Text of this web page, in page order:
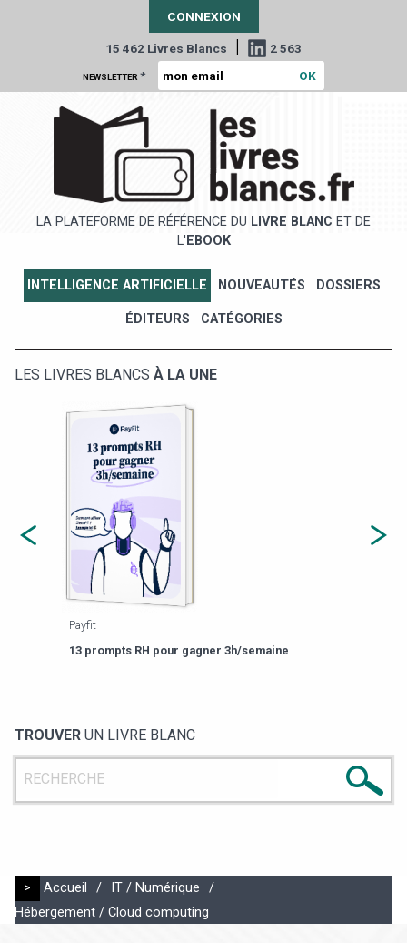
CONNEXION
15 462 Livres Blancs | 2 563
NEWSLETTER *
LA PLATEFORME DE RÉFÉRENCE DU LIVRE BLANC ET DE
L' EBOOK
INTELLIGENCE ARTIFICIELLE NOUVEAUTÉS DOSSIERS
ÉDITEURS CATÉGORIES
LES LIVRES BLANCS À LA UNE
Payfit
13 prompts RH pour gagner 3h/semaine
TROUVER UN LIVRE BLANC
> Accueil / IT / Numérique
/
Hébergement / Cloud computing